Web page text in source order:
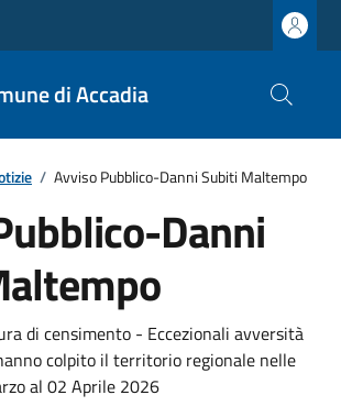
di Accadia
/ Avviso Pubblico-Danni Subiti Maltempo
Danni
di censimento - Eccezionali avversità
colpito il territorio regionale nelle
al 02 Aprile 2026